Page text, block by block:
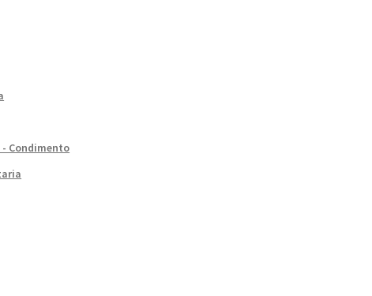
- Condimento